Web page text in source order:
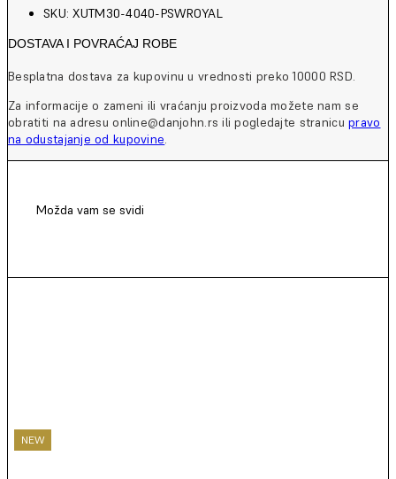
SKU: XUTM30-4040-PSWROYAL
DOSTAVA I POVRAĆAJ ROBE
Besplatna dostava za kupovinu u vrednosti preko 10000 RSD.
Za informacije o zameni ili vraćanju proizvoda možete nam se
obratiti na adresu online@danjohn.rs ili pogledajte stranicupravo
na odustajanje od kupovine.
Možda vam se svidi
NEW
NEW
NEW
NEW
NEW
NEW